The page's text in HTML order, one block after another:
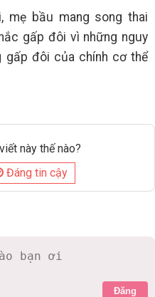
mẹ bầu mang song thai
gấp đôi vì những nguy
gấp đôi của chính cơ thể
này thế nào?
Đáng tin cậy
Đăng